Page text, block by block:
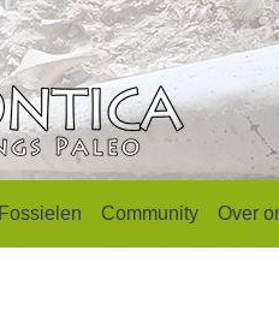
Fossielen Community Over